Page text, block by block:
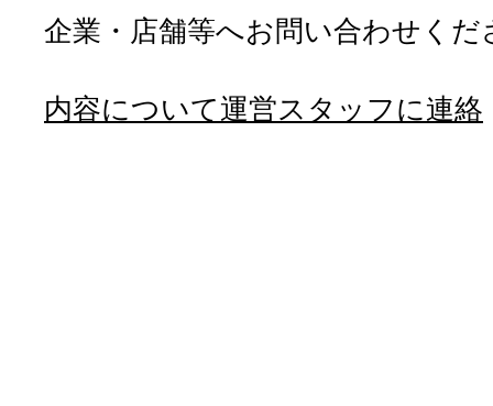
企業・店舗等へお問い合わせくだ
内容について運営スタッフに連絡